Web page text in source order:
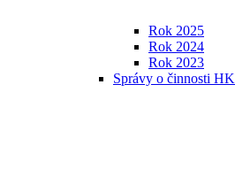
Rok 2025
Rok 2024
Rok 2023
Správy o činnosti HK